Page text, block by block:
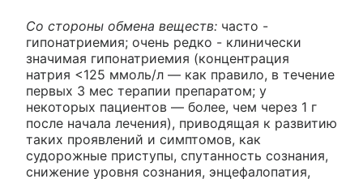
Со стороны обмена веществ: часто -
гипонатриемия; очень редко - клинически
значимая гипонатриемия (концентрация
натрия <125 ммоль/л — как правило, в течение
первых 3 мес терапии препаратом; у
некоторых пациентов — более, чем через 1 г
после начала лечения), приводящая к развитию
таких проявлений и симптомов, как
судорожные приступы, спутанность сознания,
снижение уровня сознания, энцефалопатия,